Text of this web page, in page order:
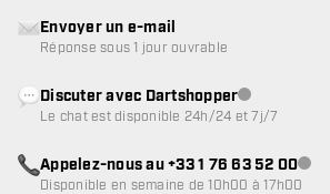
Envoyer un e-mail
Réponse sous 1 jour ouvrable
Discuter avec DartshopperService client
Le chat est disponible 24h/24 et 7j/7
Appelez-nous au +33 1 76 63 52 00
Disponible en semaine de 10h00 à 17h00